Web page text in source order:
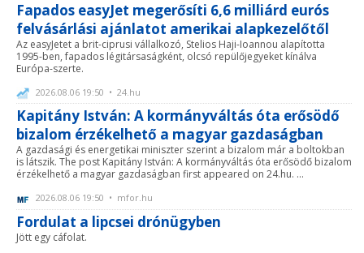
Fapados easyJet megerősíti 6,6 milliárd eurós
felvásárlási ajánlatot amerikai alapkezelőtől
Az easyJetet a brit-ciprusi vállalkozó, Stelios Haji-Ioannou alapította
1995-ben, fapados légitársaságként, olcsó repülőjegyeket kínálva
Európa-szerte.
2026.08.06 19:50 • 24.hu
Kapitány István: A kormányváltás óta erősödő
bizalom érzékelhető a magyar gazdaságban
A gazdasági és energetikai miniszter szerint a bizalom már a boltokban
is látszik. The post Kapitány István: A kormányváltás óta erősödő bizalom
érzékelhető a magyar gazdaságban first appeared on 24.hu. ...
2026.08.06 19:50 • mfor.hu
Fordulat a lipcsei drónügyben
Jött egy cáfolat.